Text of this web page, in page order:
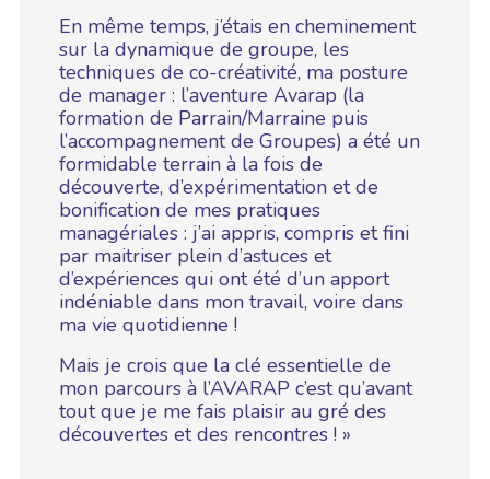
En même temps, j’étais en cheminement
sur la dynamique de groupe, les
techniques de co-créativité, ma posture
de manager : l’aventure Avarap (la
formation de Parrain/Marraine puis
l’accompagnement de Groupes) a été un
formidable terrain à la fois de
découverte, d’expérimentation et de
bonification de mes pratiques
managériales : j’ai appris, compris et fini
par maitriser plein d’astuces et
d’expériences qui ont été d’un apport
indéniable dans mon travail, voire dans
ma vie quotidienne !
Mais je crois que la clé essentielle de
mon parcours à l’AVARAP c’est qu’avant
tout que je me fais plaisir au gré des
découvertes et des rencontres ! »